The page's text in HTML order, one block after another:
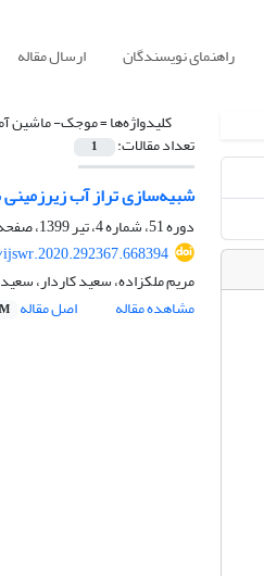
راهنمای نویسندگان ارسال مقاله
کلیدواژه‌ها =موجک- ماشین
تعداد مقالات: 1
شبیه‌سازی تراز آب
دوره 51، شماره 4، تیر 1399، صفحه
مریم ملکزاده، سعید کاردار،
مشاهده مقاله
اصل مقاله